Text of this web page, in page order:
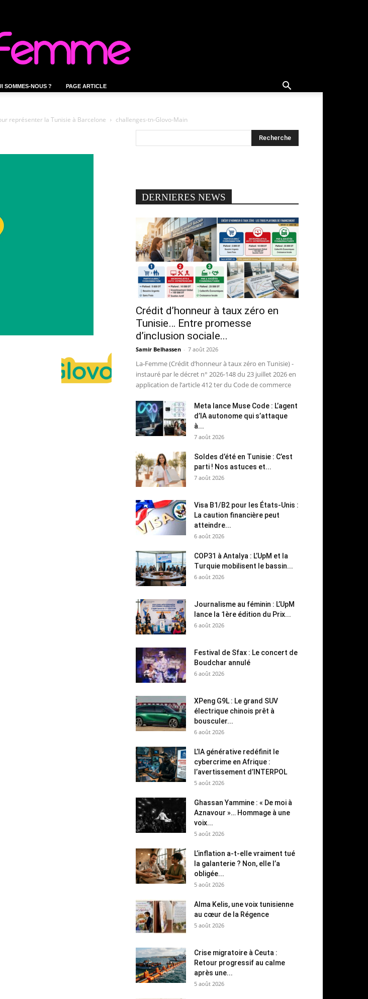
SOMMES-NOUS ? PAGE ARTICLE
représenter la Tunisie à Barcelone challenges-tn-Glovo-Main
DERNIERES NEWS
Crédit d’honneur à taux zéro en
Tunisie… Entre promesse
d’inclusion sociale...
Samir Belhassen - 7 août 2026
La-Femme (Crédit d’honneur à taux zéro en Tunisie) -
instauré par le décret n° 2026-148 du 23 juillet 2026 en
application de l’article 412 ter du Code de commerce
Meta lance Muse Code : L’agent
d’IA autonome qui s’attaque
à...
7 août 2026
Soldes d’été en Tunisie : C’est
parti ! Nos astuces et...
7 août 2026
Visa B1/B2 pour les États-Unis :
La caution financière peut
atteindre...
6 août 2026
COP31 à Antalya : L’UpM et la
Turquie mobilisent le bassin...
6 août 2026
Journalisme au féminin : L’UpM
lance la 1ère édition du Prix...
6 août 2026
Festival de Sfax : Le concert de
Boudchar annulé
6 août 2026
XPeng G9L : Le grand SUV
électrique chinois prêt à
bousculer...
6 août 2026
L’IA générative redéfinit le
cybercrime en Afrique :
l’avertissement d’INTERPOL
5 août 2026
Ghassan Yammine : « De moi à
Aznavour »… Hommage à une
voix...
5 août 2026
L’inflation a-t-elle vraiment tué
la galanterie ? Non, elle l’a
obligée...
5 août 2026
Alma Kelis, une voix tunisienne
au cœur de la Régence
5 août 2026
Crise migratoire à Ceuta :
Retour progressif au calme
après une...
5 août 2026